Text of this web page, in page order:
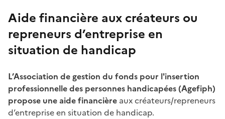
Aide financière aux créateurs ou
repreneurs d’entreprise en
situation de handicap
L’Association de gestion du fonds pour l'insertion
professionnelle des personnes handicapées (Agefiph)
propose une aide financière aux créateurs/repreneurs
d’entreprise en situation de handicap.